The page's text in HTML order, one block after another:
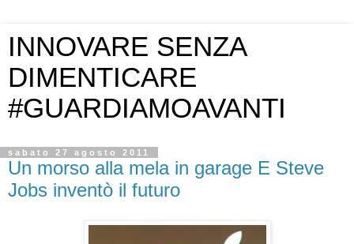
INNOVARE SENZA
DIMENTICARE
#GUARDIAMOAVANTI
sabato 27 agosto 2011
Un morso alla mela in garage E Steve
Jobs inventò il futuro